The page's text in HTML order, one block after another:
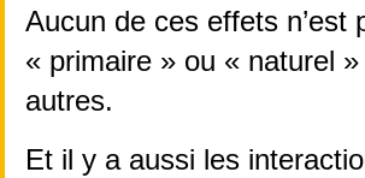
Aucun de ces effets n’est
« primaire » ou « naturel
autres.
Et il y a aussi les